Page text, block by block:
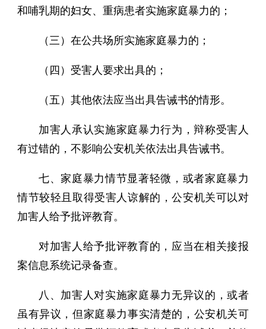
和哺乳期的妇女、重病患者实施家庭暴力的；
（三）在公共场所实施家庭暴力的；
（四）受害人要求出具的；
（五）其他依法应当出具告诫书的情形。
加害人承认实施家庭暴力行为，辩称受害人
有过错的，不影响公安机关依法出具告诫书。
七、家庭暴力情节显著轻微，或者家庭暴力
情节较轻且取得受害人谅解的，公安机关可以对
加害人给予批评教育。
对加害人给予批评教育的，应当在相关接报
案信息系统记录备查。
八、加害人对实施家庭暴力无异议的，或者
虽有异议，但家庭暴力事实清楚的，公安机关可